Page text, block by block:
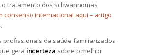
tratamento dos schwannomas
consenso internacional aqui – artigo
profissionais da saúde familiarizados
gera incerteza sobre o melhor